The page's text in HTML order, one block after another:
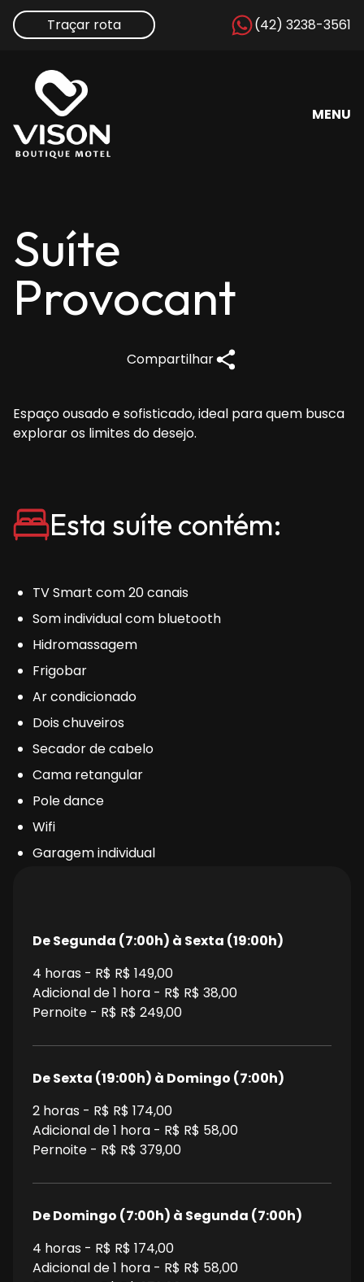
Traçar rota (42) 3238-3561
MENU
Suíte
Provocant
Compartilhar
Espaço ousado e sofisticado, ideal para quem busca
explorar os limites do desejo.
Esta suíte contém:
TV Smart com 20 canais
Som individual com bluetooth
Hidromassagem
Frigobar
Ar condicionado
Dois chuveiros
Secador de cabelo
Cama retangular
Pole dance
Wifi
Garagem individual
De Segunda (7:00h) à Sexta (19:00h)
4 horas - R$ R$ 149,00
Adicional de 1 hora - R$ R$ 38,00
Pernoite - R$ R$ 249,00
De Sexta (19:00h) à Domingo (7:00h)
2 horas - R$ R$ 174,00
Adicional de 1 hora - R$ R$ 58,00
Pernoite - R$ R$ 379,00
De Domingo (7:00h) à Segunda (7:00h)
4 horas - R$ R$ 174,00
Adicional de 1 hora - R$ R$ 58,00